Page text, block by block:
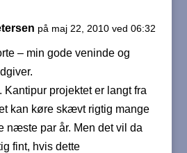
på maj 22, 2010 ved 06:32
– min gode veninde og
Kantipur projektet er langt fra
kan køre skævt rigtig mange
næste par år. Men det vil da
fint, hvis dette